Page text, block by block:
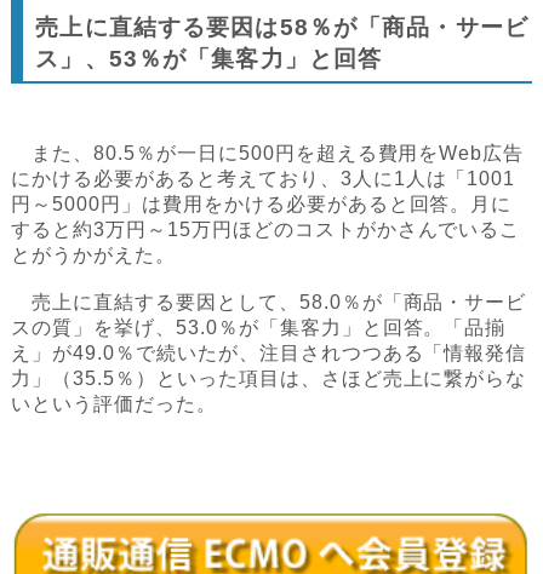
売上に直結する要因は58％が「商品・サービ
ス」、53％が「集客力」と回答
また、80.5％が一日に500円を超える費用をWeb広告
にかける必要があると考えており、3人に1人は「1001
円～5000円」は費用をかける必要があると回答。月に
すると約3万円～15万円ほどのコストがかさんでいるこ
とがうかがえた。
売上に直結する要因として、58.0％が「商品・サービ
スの質」を挙げ、53.0％が「集客力」と回答。「品揃
え」が49.0％で続いたが、注目されつつある「情報発信
力」（35.5％）といった項目は、さほど売上に繋がらな
いという評価だった。